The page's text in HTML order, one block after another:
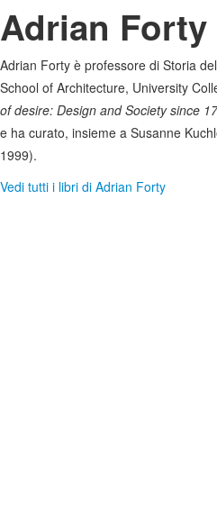
Adrian Forty
Adrian Forty è professore di Storia
School of Architecture, University
of desire: Design and Society since
e ha curato, insieme a Susanne
1999).
Vedi tutti i libri di Adrian Forty